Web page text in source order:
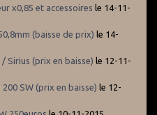
x0,85 et accessoires le 14-11-
(baisse de prix) le 14-
Sirius (prix en baisse) le 12-11-
SW (prix en baisse) le 12-